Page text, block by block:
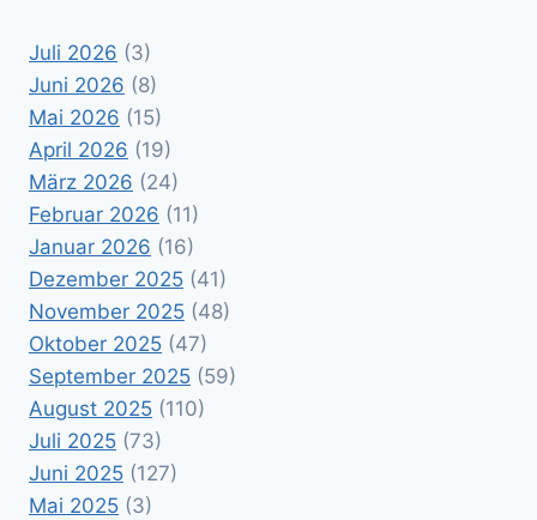
Juli 2026 (3)
Juni 2026 (8)
Mai 2026 (15)
April 2026 (19)
März 2026 (24)
Februar 2026 (11)
Januar 2026 (16)
Dezember 2025 (41)
November 2025 (48)
Oktober 2025 (47)
September 2025 (59)
August 2025 (110)
Juli 2025 (73)
Juni 2025 (127)
Mai 2025 (3)